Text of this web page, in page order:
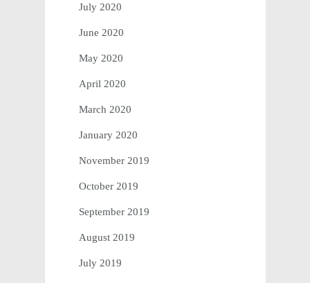
July 2020
June 2020
May 2020
April 2020
March 2020
January 2020
November 2019
October 2019
September 2019
August 2019
July 2019